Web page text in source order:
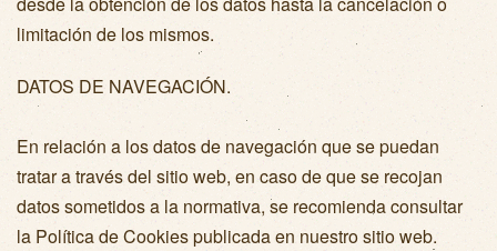
limitación de los mismos.
DATOS DE NAVEGACIÓN.
En relación a los datos de navegación que se puedan
tratar a través del sitio web, en caso de que se recojan
datos sometidos a la normativa, se recomienda consultar
la Política de Cookies publicada en nuestro sitio web.